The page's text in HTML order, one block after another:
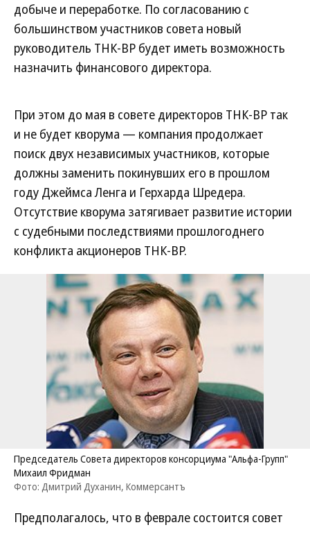
добыче и переработке. По согласованию с
большинством участников совета новый
руководитель ТНК-ВР будет иметь возможность
назначить финансового директора.
При этом до мая в совете директоров ТНК-ВР так
и не будет кворума — компания продолжает
поиск двух независимых участников, которые
должны заменить покинувших его в прошлом
году Джеймса Ленга и Герхарда Шредера.
Отсутствие кворума затягивает развитие истории
с судебными последствиями прошлогоднего
конфликта акционеров ТНК-ВР.
Председатель Совета директоров консорциума "Альфа-Групп"
Михаил Фридман
Фото: Дмитрий Духанин, Коммерсантъ
Предполагалось, что в феврале состоится совет